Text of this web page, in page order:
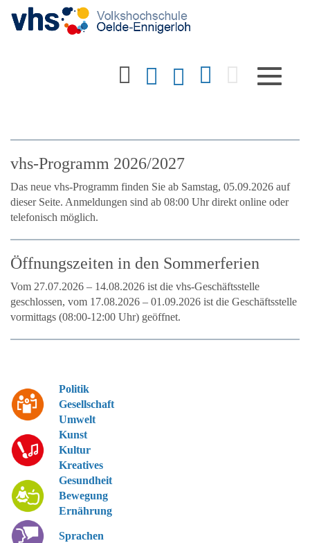
Toggle
vhs-Programm 2026/2027
Das neue vhs-Programm finden Sie ab Samstag, 05.09.2026 auf
dieser Seite. Anmeldungen sind ab 08:00 Uhr direkt online oder
telefonisch möglich.
Öffnungszeiten in den Sommerferien
Vom 27.07.2026 – 14.08.2026 ist die vhs-Geschäftsstelle
geschlossen, vom 17.08.2026 – 01.09.2026 ist die Geschäftsstelle
vormittags (08:00-12:00 Uhr) geöffnet.
Politik
Gesellschaft
Umwelt
Kunst
Kultur
Kreatives
Gesundheit
Bewegung
Ernährung
Sprachen